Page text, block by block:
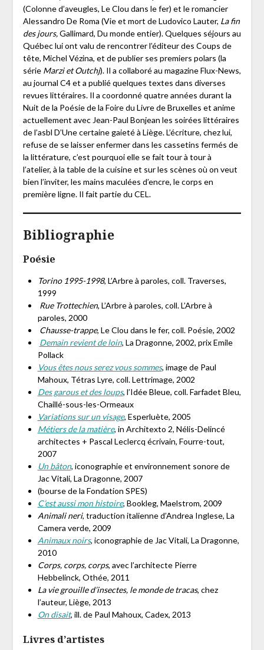
(Colonne d’aveugles, Le Clou dans le fer) et le romancier
Alessandro De Roma (Vie et mort de Ludovico Lauter, La fin
des jours,Gallimard, Du monde entier). Quelques séjours au
Québec lui ont valu de rencontrer l’éditeur des Coups de
tête, Michel Vézina, et de publier ses premiers polars (la
série Marzi et Outchj). Il a collaboré au magazine Flux-News,
au journal C4 et a publié quelques textes dans diverses
revues littéraires. Il a coordonné quatre années durant la
Nuit de la Poésie de la Foire du Livre de Bruxelles et anime
actuellement avec Jean-Paul Bonjean les soirées littéraires
de l’asbl D’Une certaine gaieté à Liège. L’écriture, chez lui,
refuse de se laisser enfermer dans les cassetins fermés de
la littérature, c’est pourquoi elle se fait tour à tour à
l’atelier, à la table de la cuisine et sur les scènes où on veut
bien l’inviter, les mains maculées d’encre, le corps en
première ligne. Il fait partie du CEL.
Bibliographie
Poésie
Torino 1995-1998, L’Arbre à paroles, coll. Traverses,
1999
Rue Trottechien, L’Arbre à paroles, coll. L’Arbre à
paroles, 2000
Chausse-trappe, Le Clou dans le fer, coll. Poésie, 2002
Demain revient de loin, La Dragonne, 2002, prix Emile
Pollack
Vous êtes nous serez vous sommes, image de Paul
Mahoux, Tétras Lyre, coll. Lettrimage, 2002
Des garous et des loups, l’Idée Bleue, coll. Farfadet Bleu,
Chaillé-sous-les-Ormeaux
Variations sur un visage, Esperluète, 2005
Métiers de la matière, in Architexto 2, Nélis-Delincé
architectes + Pascal Leclercq écrivain, Fourre-tout,
2007
Un bâton, iconographie et environnement sonore de
Jac Vitali, La Dragonne, 2007
(bourse de la Fondation SPES)
C’est aussi mon histoire, Bookleg, Maelstrom, 2009
Animali neri, traduction italienne d’Andrea Inglese, La
Camera verde, 2009
Animaux noirs, iconographie de Jac Vitali, La Dragonne,
2010
Corps, corps, corps, avec l’architecte Pierre
Hebbelinck, Othée, 2011
La vie grouille d’insectes, le monde de tracas, chez
l’auteur, Liège, 2013
On disait, ill. de Paul Mahoux, Cadex, 2013
Livres d’artistes